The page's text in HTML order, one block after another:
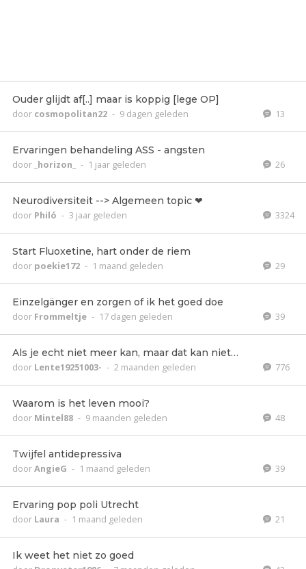
Ouder glijdt af[..] maar is koppig [lege OP]
door cosmopolitan22 - 9 dagen geleden 13
Ervaringen behandeling ASS - angsten
door _horizon_ - 1 jaar geleden 26
Neurodiversiteit --> Algemeen topic ❤
door Philó - 3 jaar geleden 3324
Start Fluoxetine, hart onder de riem
door poekie172 - 1 maand geleden 29
Einzelgänger en zorgen of ik het goed doe
door Frommeltje - 17 dagen geleden 39
Als je echt niet meer kan, maar dat kan niet…
door Lente19251003- - 2 maanden geleden 776
Waarom is het leven mooi?
door Mintel88 - 9 maanden geleden 48
Twijfel antidepressiva
doorAngieG - 1 maand geleden 39
Ervaring pop poli Utrecht
door Laura - 1 maand geleden 21
Ik weet het niet zo goed